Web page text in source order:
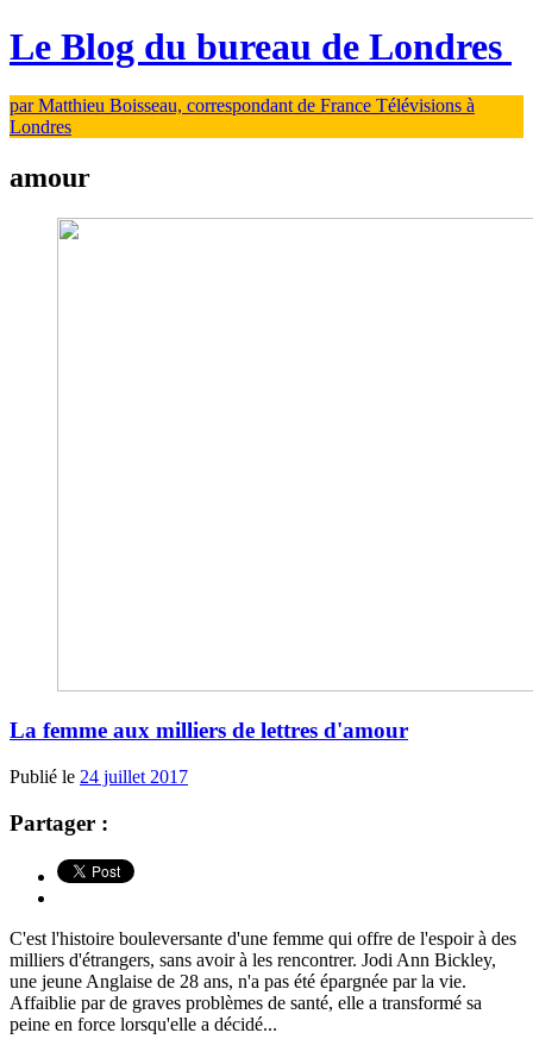
Le Blog du bureau de Londres
par Matthieu Boisseau, correspondant de France Télévisions à
Londres
amour
La femme aux milliers de lettres d'amour
Publié le 24 juillet 2017
Partager :
C'est l'histoire bouleversante d'une femme qui offre de l'espoir à des
milliers d'étrangers, sans avoir à les rencontrer. Jodi Ann Bickley,
une jeune Anglaise de 28 ans, n'a pas été épargnée par la vie.
Affaiblie par de graves problèmes de santé, elle a transformé sa
peine en force lorsqu'elle a décidé...